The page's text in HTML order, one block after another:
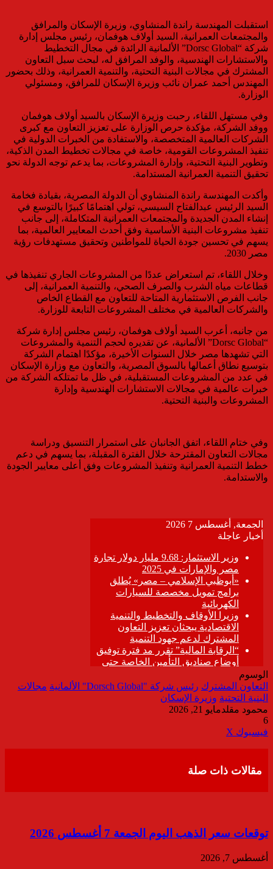
استقبلت المهندسة راندة المنشاوي، وزيرة الإسكان والمرافق
والمجتمعات العمرانية، السيد أولاف هوفمان، رئيس مجلس إدارة
شركة “Dorsc Global” الألمانية الرائدة في مجال التخطيط
والاستشارات الهندسية، والوفد المرافق له، لبحث سبل التعاون
المشترك في مجالات البنية التحتية، والتنمية العمرانية، وذلك بحضور
المهندس أحمد عمران نائب وزيرة الإسكان للمرافق، ومسئولي
الوزارة.
وفي مستهل اللقاء، رحبت وزيرة الإسكان بالسيد أولاف هوفمان
ووفد الشركة، مؤكدة حرص الوزارة على تعزيز التعاون مع كبرى
الشركات العالمية المتخصصة، والاستفادة من الخبرات الدولية في
تنفيذ المشروعات القومية، خاصة في مجالات تخطيط المدن الذكية،
وتطوير البنية التحتية، وإدارة المشروعات، بما يدعم توجه الدولة نحو
تحقيق التنمية العمرانية المستدامة.
وأكدت المهندسة راندة المنشاوي أن الدولة المصرية، بقيادة فخامة
السيد الرئيس عبدالفتاح السيسي، تولي اهتمامًا كبيرًا بالتوسع في
إنشاء المدن الجديدة والمجتمعات العمرانية المتكاملة، إلى جانب
تنفيذ مشروعات البنية الأساسية وفق أحدث المعايير العالمية، بما
يسهم في تحسين جودة الحياة للمواطنين وتحقيق مستهدفات رؤية
مصر 2030.
وخلال اللقاء، تم استعراض عددًا من المشروعات الجاري تنفيذها في
قطاعات مياه الشرب والصرف الصحي، والتنمية العمرانية، إلى
جانب الفرص الاستثمارية المتاحة للتعاون مع القطاع الخاص
والشركات العالمية في مختلف المشروعات التابعة للوزارة.
من جانبه، أعرب السيد أولاف هوفمان، رئيس مجلس إدارة شركة
“Dorsc Global” الألمانية، عن تقديره لحجم التنمية والمشروعات
التي تشهدها مصر خلال السنوات الأخيرة، مؤكدًا اهتمام الشركة
بتوسيع نطاق أعمالها بالسوق المصرية، والتعاون مع وزارة الإسكان
في عدد من المشروعات المستقبلية، في ظل ما تمتلكه الشركة من
خبرات عالمية في مجالات الاستشارات الهندسية وإدارة
المشروعات والبنية التحتية.
وفي ختام اللقاء، اتفق الجانبان على استمرار التنسيق ودراسة
مجالات التعاون المقترحة خلال الفترة المقبلة، بما يسهم في دعم
خطط التنمية العمرانية وتنفيذ المشروعات وفق أعلى معايير الجودة
والاستدامة.
الوسوم
التعاون المشترك رئيس شركة "Dorsch Global" الألمانية
مجالات
البنية التحتية وزيرة الإسكان
محمود مقلدمايو 21, 2026
6
فيسبوك ‫X
مقالات ذات صلة
توقعات سعر الذهب اليوم الجمعة 7 أغسطس 2026
أغسطس 7, 2026